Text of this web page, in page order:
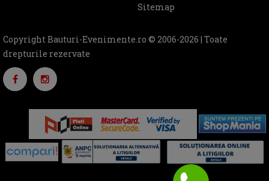
Sitemap
Copyright Bauturi-Evenimente.ro © 2006-2026 | Toate
drepturile rezervate